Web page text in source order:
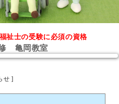
祉士の受験に必須の資格
亀岡教室
らせ ]